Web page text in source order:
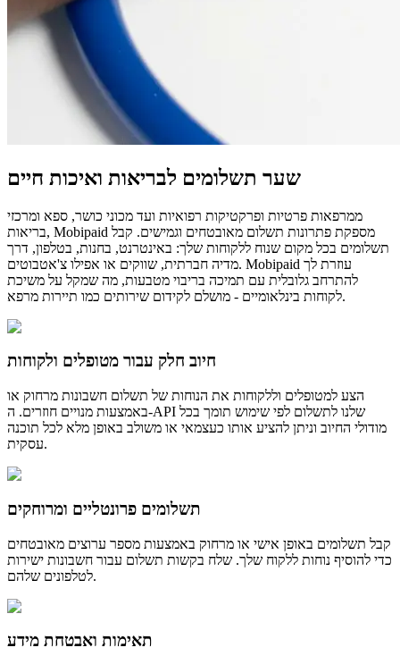
שער תשלומים לבריאות ואיכות חיים
ממרפאות פרטיות ופרקטיקות רפואיות ועד מכוני כושר, ספא ומרכזי
בריאות, Mobipaid מספקת פתרונות תשלום מאובטחים וגמישים. קבל
תשלומים בכל מקום שנוח ללקוחות שלך: באינטרנט, בחנות, בטלפון, דרך
מדיה חברתית, שווקים או אפילו צ'אטבוטים. Mobipaid עוזרת לך
להתרחב גלובלית עם תמיכה בריבוי מטבעות, מה שמקל על משיכת
לקוחות בינלאומיים - מושלם לקידום שירותים כמו תיירות מרפא.
חיוב חלק עבור מטופלים ולקוחות
הצע למטופלים וללקוחות את הנוחות של תשלום חשבונות מרחוק או
באמצעות מנויים חוזרים. ה-API שלנו לתשלום לפי שימוש תומך בכל
מודולי החיוב וניתן להציע אותו כעצמאי או משולב באופן מלא לכל תוכנה
עסקית.
תשלומים פרונטליים ומרוחקים
קבל תשלומים באופן אישי או מרחוק באמצעות מספר ערוצים מאובטחים
כדי להוסיף נוחות ללקוח שלך. שלח בקשות תשלום עבור חשבונות ישירות
לטלפונים שלהם.
תאימות ואבטחת מידע